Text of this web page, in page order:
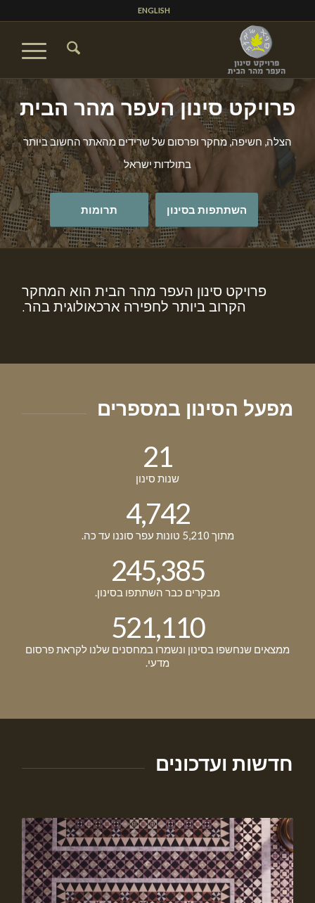
ENGLISH
פרויקט סינון העפר מהר הבית
הצלה, חשיפה, מחקר ופרסום של שרידים מהאתר החשוב ביותר
בתולדות ישראל
השתתפות בסינון תרומות
פרויקט סינון העפר מהר הבית הוא המחקר
הקרוב ביותר לחפירה ארכאולוגית בהר.
מפעל הסינון במספרים
21
שנות סינון
4,742
מתוך 5,210 טונות עפר סוננו עד כה.
261,749
מבקרים כבר השתתפו בסינון.
635,378
ממצאים שנחשפו בסינון ונשמרו במחסנים שלנו לקראת פרסום
מדעי.
חדשות ועדכונים